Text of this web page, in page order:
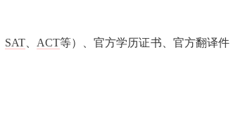
SAT、 ACT等）、官方学历证书、官方翻译件